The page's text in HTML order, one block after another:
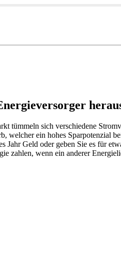
tümmeln sich verschiedene
welcher ein hohes Sparpotenzial
Jahr Geld oder geben Sie es für
zahlen, wenn ein anderer